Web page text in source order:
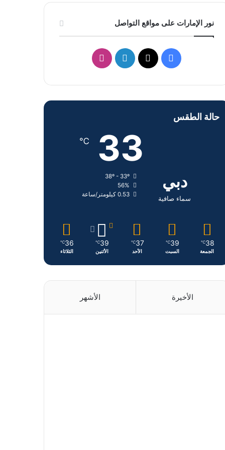
نور الإمارات على مواقع التواصل
س
ن
د
ن
س
م
حالة الطقس
دبي
سماء صافية
33
℃
56%
0.53 كيلومتر/ساعة
38
℃
الجمعة
39
℃
السبت
37
℃
الأحد
39
℃
الأثنين
36
℃
الثلاثاء
الأخيرة الأشهر